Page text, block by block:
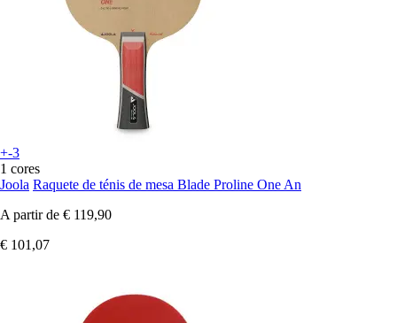
+-3
1 cores
Joola Raquete de ténis de mesa Blade Proline One An
A partir de € 119,90
€ 101,07